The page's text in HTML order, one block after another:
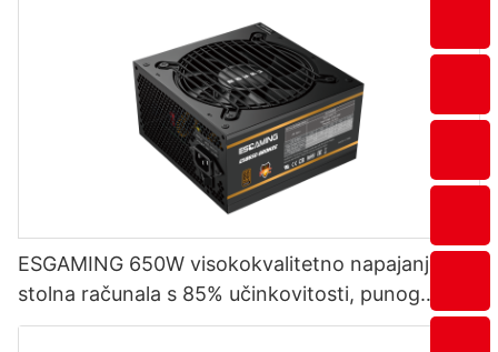
ESGAMING 650W visokokvalitetno napajanje za
stolna računala s 85% učinkovitosti, punog
modula, 80+ brončano, ESB650W